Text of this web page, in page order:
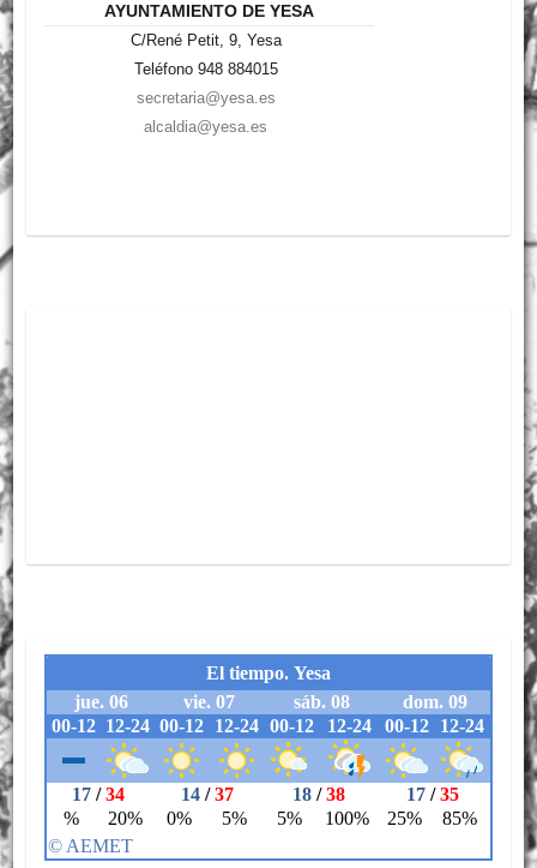
AYUNTAMIENTO DE YESA
C/René Petit, 9, Yesa
Teléfono 948 884015
secretaria@yesa.es
alcaldia@yesa.es